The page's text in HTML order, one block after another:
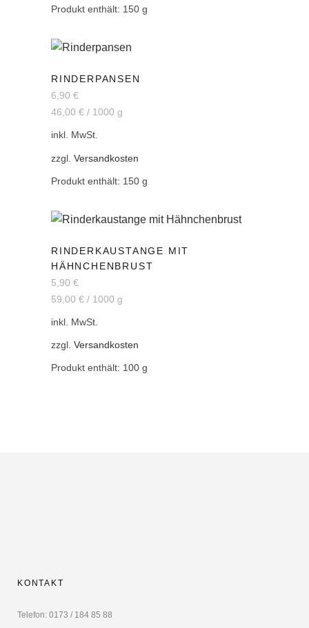
Produkt enthält: 150 g
RINDERPANSEN
6,90 €
46,00 € / 1000 g
inkl. MwSt.
zzgl. Versandkosten
Produkt enthält: 150 g
RINDERKAUSTANGE MIT
HÄHNCHENBRUST
5,90 €
59,00 € / 1000 g
inkl. MwSt.
zzgl. Versandkosten
Produkt enthält: 100 g
KONTAKT
Telefon: 0173 / 184 85 88